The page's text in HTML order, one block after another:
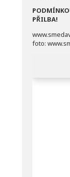
PŘILBA!
foto: